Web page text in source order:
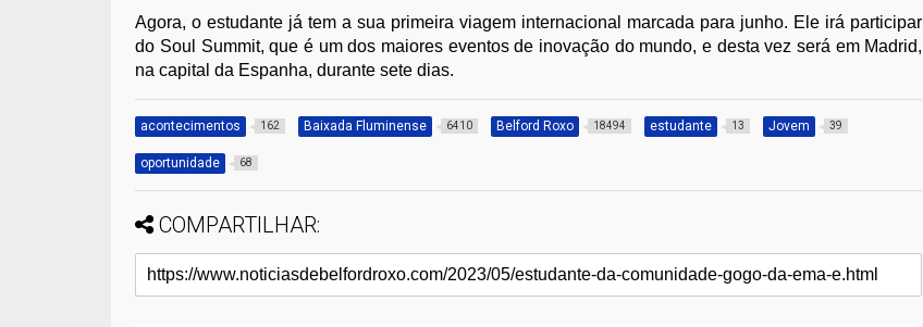
Agora, o estudante já tem a sua primeira viagem internacional marcada para junho. Ele irá participar
do Soul Summit, que é um dos maiores eventos de inovação do mundo, e desta vez será em Madrid,
na capital da Espanha, durante sete dias.
acontecimentos 162 Baixada Fluminense 6410 Belford Roxo 18494 estudante 13 Jovem 39
oportunidade 68
COMPARTILHAR: